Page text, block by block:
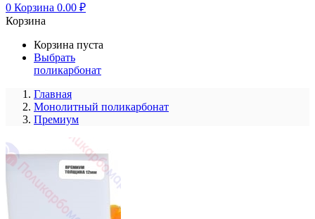
0 Корзина 0.00 ₽
Корзина
Корзина пуста
Выбрать
поликарбонат
Главная
Монолитный поликарбонат
Премиум